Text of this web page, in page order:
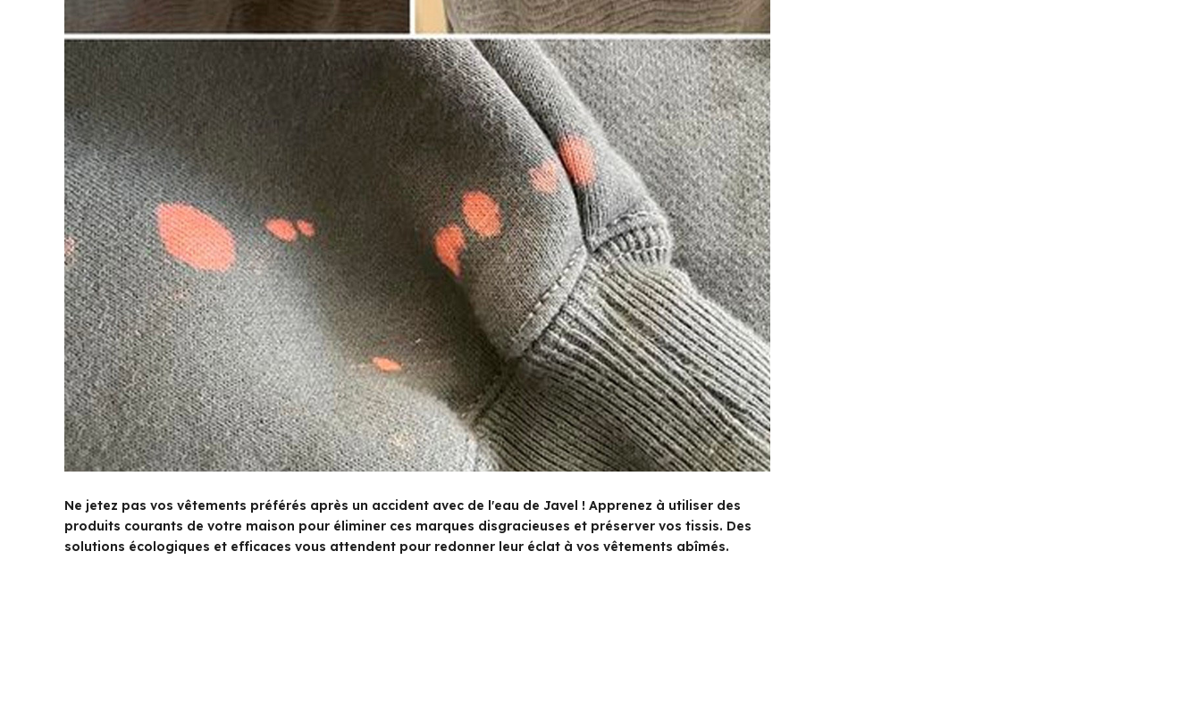
Ne jetez pas vos vêtements préférés après un accident avec de l'eau de Javel ! Apprenez à utiliser des
produits courants de votre maison pour éliminer ces marques disgracieuses et préserver vos tissis. Des
solutions écologiques et efficaces vous attendent pour redonner leur éclat à vos vêtements abîmés.